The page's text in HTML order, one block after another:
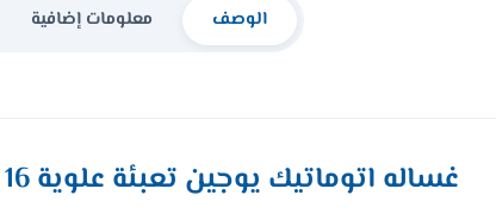
الوصف معلومات إضافية
غساله اتوماتيك يوجين تعبئة علوية 16 كيلو – أبيض UWMTLN16W